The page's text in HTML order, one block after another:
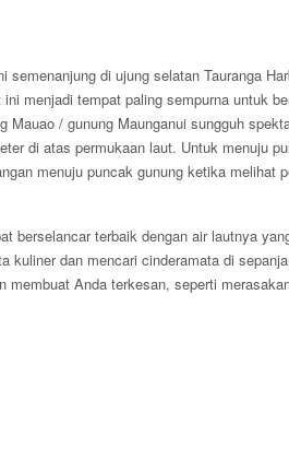
di ujung selatan Tauranga
menjadi tempat paling sempurna untuk
/ gunung Maunganui sungguh
di atas permukaan laut. Untuk menuju
menuju puncak gunung ketika melihat
berselancar terbaik dengan air lautnya
dan mencari cinderamata di
Anda terkesan, seperti